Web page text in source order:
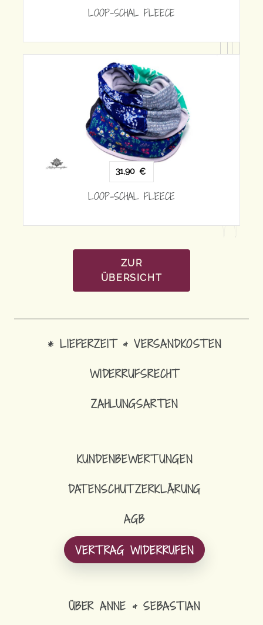
31,90
LOOP-SCHAL FLEECE
31,90
ZUR
ÜBERSICHT
* LIEFERZEIT & VERSANDKOSTEN
WIDERRUFSRECHT
ZAHLUNGSARTEN
KUNDENBEWERTUNGEN
DATENSCHUTZERKLÄRUNG
AGB
VERTRAG WIDERRUFEN
ÜBER ANNE & SEBASTIAN